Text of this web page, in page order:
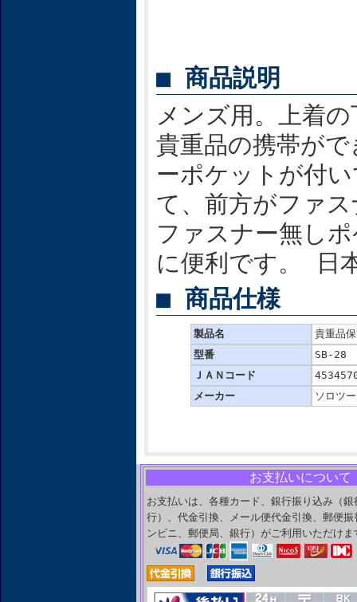
■ 商品説明
メンズ用。上着
貴重品の携帯が
ーポケットが付
て、前方がファ
ファスナー無し
に便利です。 日
■ 商品仕様
製品名
貴重品
型番
SB-28
ＪＡＮコード
メーカー
ソロツ
お支払いについて
お支払いは、各種カード、銀行振り込み（
行）、代金引換、メール便代金引換、郵便
ンビニ、郵便局、銀行）がご利用いただ